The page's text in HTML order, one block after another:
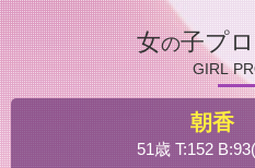
女の子プ
GIRL
朝香
51歳 T:152